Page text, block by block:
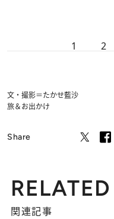
1 2
文・撮影＝たかせ藍沙
旅＆お出かけ
Share
関連記事